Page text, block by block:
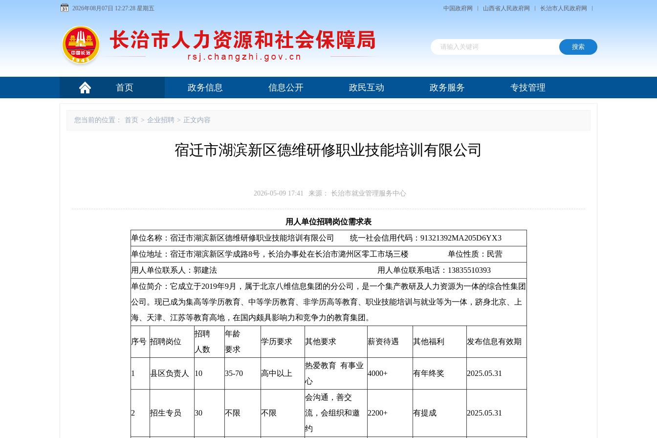
2026年08月07日 12:27:28 星期五 中国政府网 山西省人民政府网 长治市人民政府网
首页 政务信息 信息公开 政民互动 政务服务 专技管理
您当前的位置： 首页 > 企业招聘 > 正文内容
宿迁市湖滨新区德维研修职业技能培训有限公司
2026-05-09 17:41 来源： 长治市就业管理服务中心
用人单位招聘岗位需求表
单位名称：宿迁市湖滨新区德维研修职业技能培训有限公司 统一社会信用代码：91321392MA205D6YX3
单位地址：宿迁市湖滨新区学成路8号，长治办事处在长治市潞州区零工市场三楼 单位性质：民营
用人单位联系人：郭建法 用人单位联系电话：13835510393
单位简介：它成立于2019年9月，属于北京八维信息集团的分公司，是一个集产教研及人力资源为一体的综合性集团
公司。现已成为集高等学历教育、中等学历教育、非学历高等教育、职业技能培训与就业等为一体，跻身北京、上
海、天津、江苏等教育高地，在国内颇具影响力和竞争力的教育集团。
序号 招聘岗位
招聘
人数
年龄
要求
学历要求 其他要求 薪资待遇 其他福利 发布信息有效期
1 县区负责人 10 35-70 高中以上
热爱教育 有事业
心
4000+ 有年终奖 2025.05.31
2 招生专员 30 不限 不限
会沟通，善交
流，会组织和邀
约
2200+ 有提成 2025.05.31